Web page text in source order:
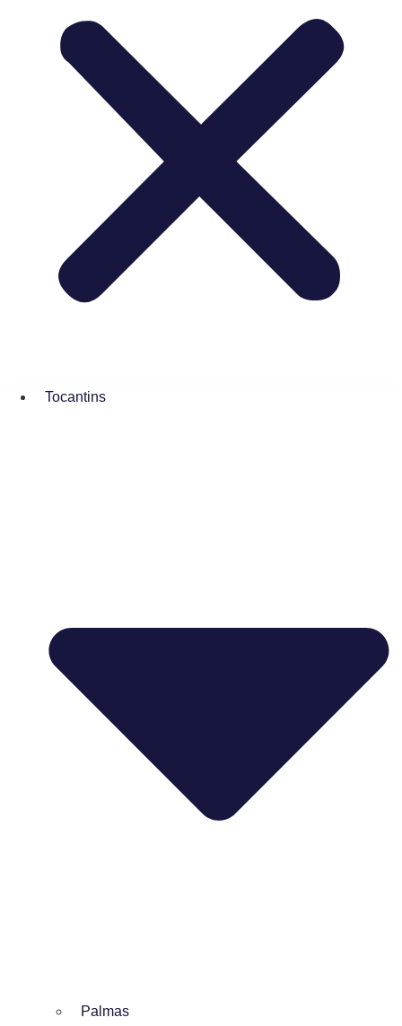
Tocantins
Palmas